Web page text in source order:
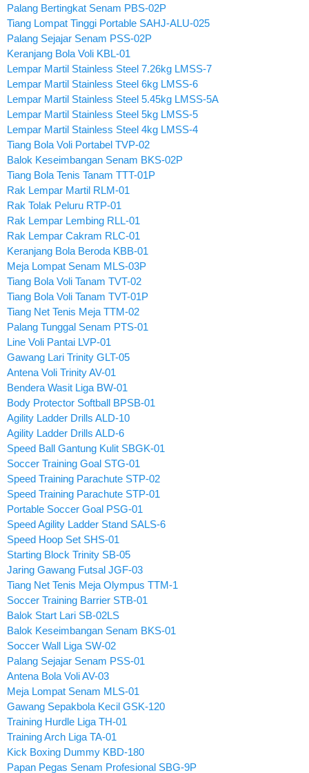
Palang Bertingkat Senam PBS-02P
Tiang Lompat Tinggi Portable SAHJ-ALU-025
Palang Sejajar Senam PSS-02P
Keranjang Bola Voli KBL-01
Lempar Martil Stainless Steel 7.26kg LMSS-7
Lempar Martil Stainless Steel 6kg LMSS-6
Lempar Martil Stainless Steel 5.45kg LMSS-5A
Lempar Martil Stainless Steel 5kg LMSS-5
Lempar Martil Stainless Steel 4kg LMSS-4
Tiang Bola Voli Portabel TVP-02
Balok Keseimbangan Senam BKS-02P
Tiang Bola Tenis Tanam TTT-01P
Rak Lempar Martil RLM-01
Rak Tolak Peluru RTP-01
Rak Lempar Lembing RLL-01
Rak Lempar Cakram RLC-01
Keranjang Bola Beroda KBB-01
Meja Lompat Senam MLS-03P
Tiang Bola Voli Tanam TVT-02
Tiang Bola Voli Tanam TVT-01P
Tiang Net Tenis Meja TTM-02
Palang Tunggal Senam PTS-01
Line Voli Pantai LVP-01
Gawang Lari Trinity GLT-05
Antena Voli Trinity AV-01
Bendera Wasit Liga BW-01
Body Protector Softball BPSB-01
Agility Ladder Drills ALD-10
Agility Ladder Drills ALD-6
Speed Ball Gantung Kulit SBGK-01
Soccer Training Goal STG-01
Speed Training Parachute STP-02
Speed Training Parachute STP-01
Portable Soccer Goal PSG-01
Speed Agility Ladder Stand SALS-6
Speed Hoop Set SHS-01
Starting Block Trinity SB-05
Jaring Gawang Futsal JGF-03
Tiang Net Tenis Meja Olympus TTM-1
Soccer Training Barrier STB-01
Balok Start Lari SB-02LS
Balok Keseimbangan Senam BKS-01
Soccer Wall Liga SW-02
Palang Sejajar Senam PSS-01
Antena Bola Voli AV-03
Meja Lompat Senam MLS-01
Gawang Sepakbola Kecil GSK-120
Training Hurdle Liga TH-01
Training Arch Liga TA-01
Kick Boxing Dummy KBD-180
Papan Pegas Senam Profesional SBG-9P